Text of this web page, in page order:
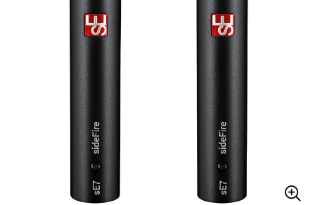
キーボード 電子ピアノ
その他楽器
エフェクター